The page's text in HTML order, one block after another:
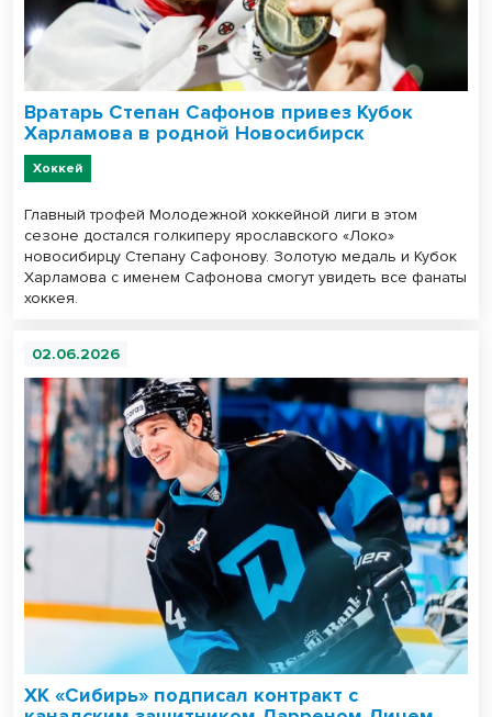
Вратарь Степан Сафонов привез Кубок
Харламова в родной Новосибирск
Хоккей
Главный трофей Молодежной хоккейной лиги в этом
сезоне достался голкиперу ярославского «Локо»
новосибирцу Степану Сафонову. Золотую медаль и Кубок
Харламова с именем Сафонова смогут увидеть все фанаты
хоккея.
02.06.2026
ХК «Сибирь» подписал контракт с